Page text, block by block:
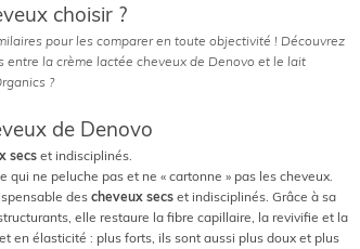
choisir ?
pour les comparer en toute objectivité ! Découvrez
entre la crème lactée cheveux de Denovo et le lait
?
de Denovo
secset indisciplinés.
ne peluche pas et ne « cartonne » pas les cheveux.
des cheveux secs et indisciplinés. Grâce à sa
elle restaure la fibre capillaire, la revivifie et la
en élasticité : plus forts, ils sont aussi plus doux et plus